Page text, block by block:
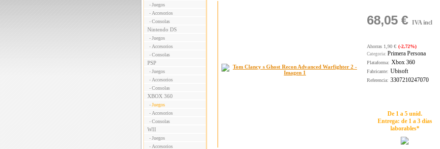
- Juegos
- Accesorios
- Consolas
Nintendo DS
- Juegos
- Accesorios
- Consolas
PSP
- Juegos
- Accesorios
- Consolas
XBOX 360
- Juegos
- Accesorios
- Consolas
WII
- Juegos
- Accesorios
68,05 € IVA incl
Ahorras 1,90 € (-2,72%)
Categoria: Primera Persona
Plataforma: Xbox 360
Fabricante: Ubisoft
Referencia: 3307210247070
De 1 a 5 unid.
Entrega: de 1 a 3 días
laborables*